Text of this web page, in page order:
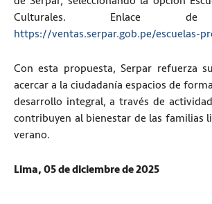
Culturales. Enlace de
https://ventas.serpar.gob.pe/escuelas-
Con esta propuesta, Serpar refuerza
acercar a la ciudadanía espacios de
desarrollo integral, a través de
contribuyen al bienestar de las familias
verano.
Lima, 05 de diciembre de 2025